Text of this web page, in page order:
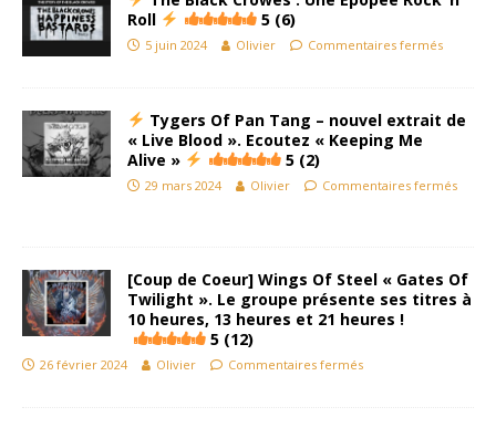
Roll
5 (6)
5 juin 2024 Olivier Commentaires fermés
Tygers Of Pan Tang – nouvel extrait de
« Live Blood ». Ecoutez « Keeping Me
Alive »
5 (2)
29 mars 2024 Olivier Commentaires fermés
[Coup de Coeur] Wings Of Steel « Gates Of
Twilight ». Le groupe présente ses titres à
10 heures, 13 heures et 21 heures !
5 (12)
26 février 2024 Olivier Commentaires fermés